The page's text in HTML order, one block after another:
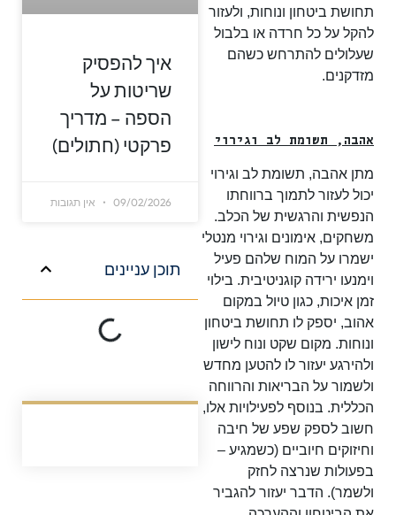
תחושת ביטחון ונוחות, ולעזור
להקל על כל חרדה או בלבול
שעלולים להתרחש כשהם
מזדקנים.
אהבה, תשומת לב וגירוי
מתן אהבה, תשומת לב וגירוי
יכול לעזור לתמוך ברווחתו
הנפשית והרגשית של הכלב.
משחקים, אימונים וגירוי מנטלי
ישמרו על המוח שלהם פעיל
וימנעו ירידה קוגניטיבית. בילוי
זמן איכות, כגון טיול במקום
אהוב, יספק לו תחושת ביטחון
ונוחות. מקום שקט ונוח לישון
ולהירגע יעזור לו להטען מחדש
ולשמור על הבריאות והרווחה
הכללית. בנוסף לפעילויות אלו,
חשוב לספק שפע של חיבה
וחיזוקים חיוביים (כשמגיע –
בפעולות שנרצה לחזק
ולשמר). הדבר יעזור להגביר
איך להפסיק
שריטות על
הספה – מדריך
פרקטי (חתולים)
09/02/2026 אין תגובות
תוכן עניינים